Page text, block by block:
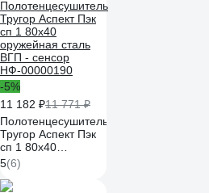
-5%
11 182 ₽11 771 ₽
Полотенцесушитель
Тругор Аспект Пэк
сп 1 80х40
оружейная сталь
ВГП - сенсор
НФ-00000190
5(6)